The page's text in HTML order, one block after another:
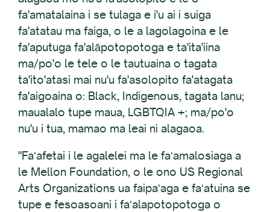
fa'amatalaina i se tulaga e i'u ai i suiga
fa'atatau ma faiga, o le a lagolagoina e le
fa'aputuga fa'alāpotopotoga e ta'ita'iina
ma/po'o le tele o le tautuaina o tagata
ta'ito'atasi mai nu'u fa'asolopito fa'atagata
fa'aigoaina o: Black, Indigenous, tagata lanu;
maualalo tupe maua, LGBTQIA +; ma/po'o
nu'u i tua, mamao ma leai ni alagaoa.
"Faʻafetai i le agalelei ma le faʻamalosiaga a
le Mellon Foundation, o le ono US Regional
Arts Organizations ua faipaʻaga e faʻatuina se
tupe e fesoasoani i faʻalapotopotoga o